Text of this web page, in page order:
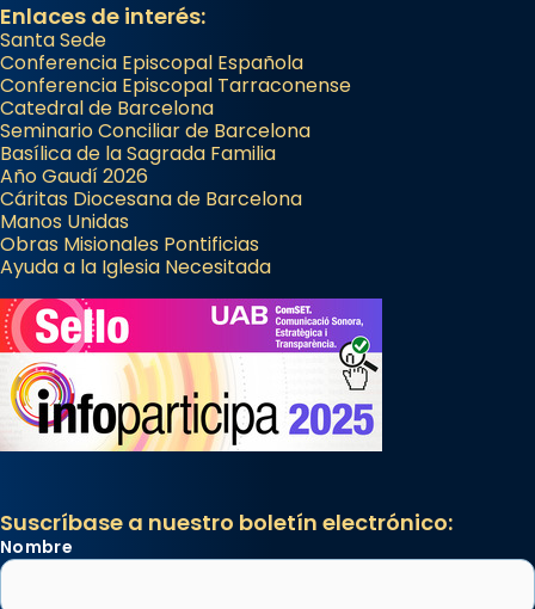
Enlaces de interés:
Santa Sede
Conferencia Episcopal Española
Conferencia Episcopal Tarraconense
Catedral de Barcelona
Seminario Conciliar de Barcelona
Basílica de la Sagrada Familia
Año Gaudí 2026
Cáritas Diocesana de Barcelona
Manos Unidas
Obras Misionales Pontificias
Ayuda a la Iglesia Necesitada
Suscríbase a nuestro boletín electrónico:
Nombre